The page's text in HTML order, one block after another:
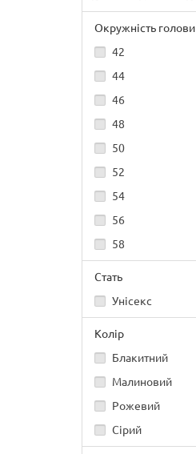
Окружність голови
42
44
46
48
50
52
54
56
58
Стать
Унісекс
Колір
Блакитний
Малиновий
Рожевий
Сірий